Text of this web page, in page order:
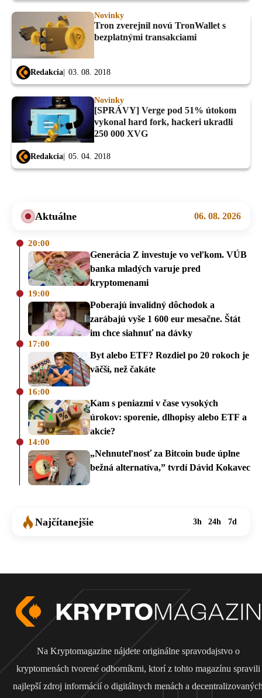
Novinky
Tron zverejnil novú TronWallet s
bezplatnými transakciami
Redakcia 03. 08. 2018
Novinky
[SPRÁVY] Verge pod 51% útokom
vykonal hard fork, hackeri ukradli
250 000 XVG
Redakcia 05. 04. 2018
Aktuálne 06. 08. 2026
20:00
Generácia Z investuje vo veľkom. VÚB
banka mladých varuje pred
kryptomenami
19:00
Poberajú invalidný dôchodok a
zarábajú vyše 1 600 eur mesačne. Štát
im chce siahnuť na dávky
17:00
Byt alebo ETF? Rozdiel po 20 rokoch je
väčší, než čakáte
16:00
Kam s peniazmi v čase vysokých
úrokov: sporenie, dlhopisy alebo ETF a
akcie?
14:00
„Nehnuteľnosť za Bitcoin bude úplne
bežná alternatíva,” tvrdí Dávid Kokavec
Najčítanejšie 3h 24h 7d
Na Kryptomagazine nájdete originálne spravodajstvo o
kryptomenách tvorené odborníkmi, ktorí z tohto magazínu spravili
najlepší zdroj informácií o digitálnych menách a